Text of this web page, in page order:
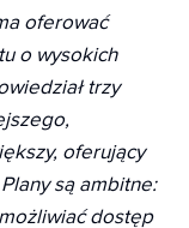
oferować
o wysokich
trzy
oferujący
są ambitne:
dostęp